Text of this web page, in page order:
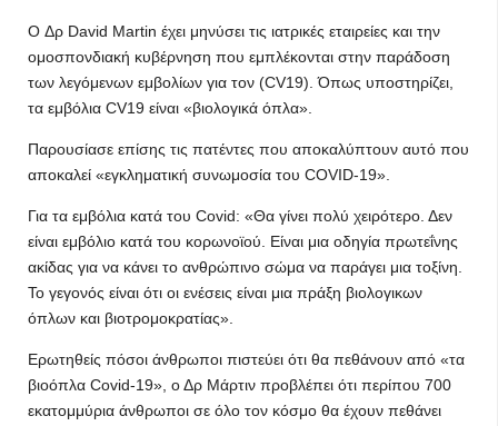
O Δρ David Martin έχει μηνύσει τις ιατρικές εταιρείες και την
ομοσπονδιακή κυβέρνηση που εμπλέκονται στην παράδοση
των λεγόμενων εμβολίων για τον (CV19). Όπως υποστηρίζει,
τα εμβόλια CV19 είναι «βιολογικά όπλα».
Παρουσίασε επίσης τις πατέντες που αποκαλύπτουν αυτό που
αποκαλεί «εγκληματική συνωμοσία του COVID-19».
Για τα εμβόλια κατά του Covid: «Θα γίνει πολύ χειρότερο. Δεν
είναι εμβόλιο κατά του κορωνοϊού. Είναι μια οδηγία πρωτεΐνης
ακίδας για να κάνει το ανθρώπινο σώμα να παράγει μια τοξίνη.
Το γεγονός είναι ότι οι ενέσεις είναι μια πράξη βιολογικων
όπλων και βιοτρομοκρατίας».
Ερωτηθείς πόσοι άνθρωποι πιστεύει ότι θα πεθάνουν από «τα
βιοόπλα Covid-19», ο Δρ Μάρτιν προβλέπει ότι περίπου 700
εκατομμύρια άνθρωποι σε όλο τον κόσμο θα έχουν πεθάνει